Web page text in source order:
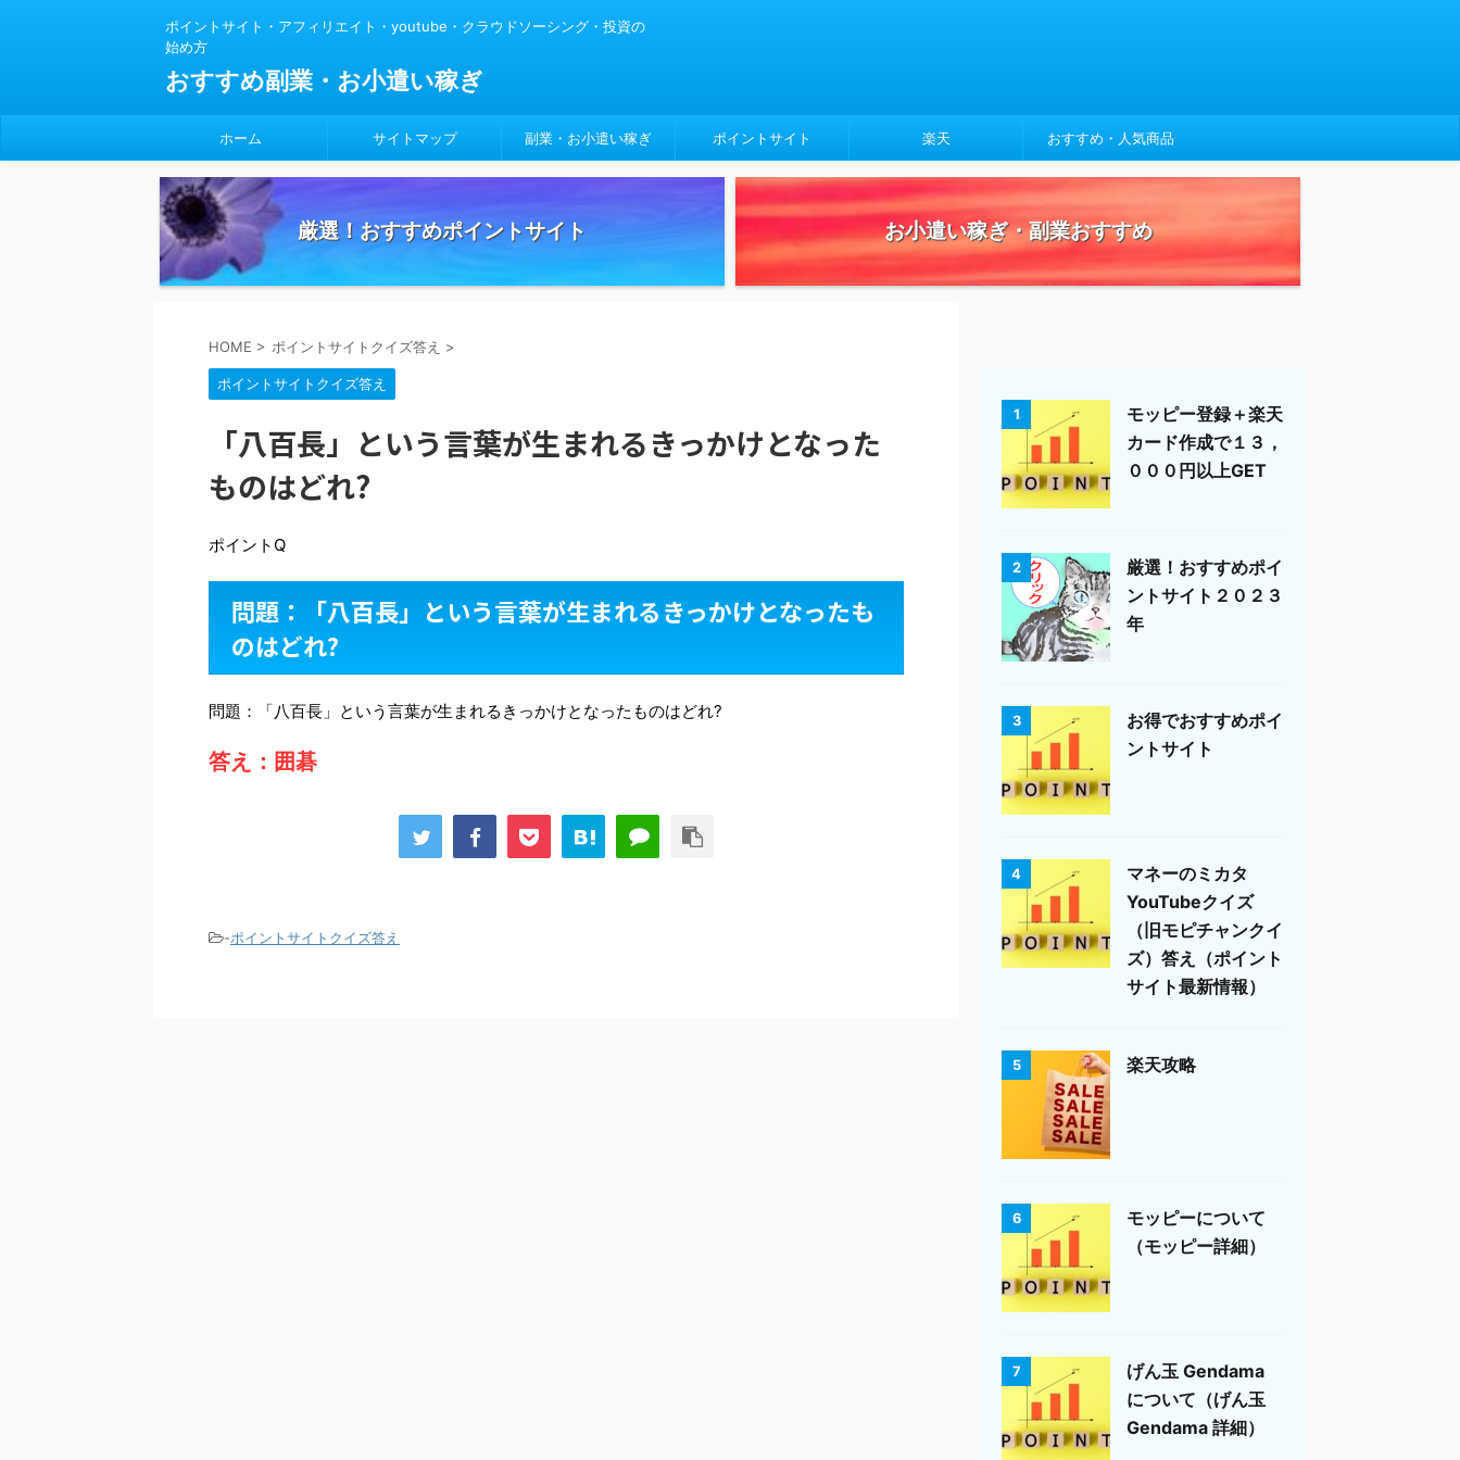
ポイントサイト・アフィリエイト・youtube・クラウドソーシング・投資の
始め方
おすすめ副業・お小遣い稼ぎ
ホーム サイトマップ 副業・お小遣い稼ぎ ポイントサイト 楽天 おすすめ・人気商品
厳選！おすすめポイントサイト お小遣い稼ぎ・副業おすすめ
HOME > ポイントサイトクイズ答え >
ポイントサイトクイズ答え
「八百長」という言葉が生まれるきっかけとなった
ものはどれ?
ポイントQ
問題：「八百長」という言葉が生まれるきっかけとなったも
のはどれ?
問題：「八百長」という言葉が生まれるきっかけとなったものはどれ?
答え：囲碁
-ポイントサイトクイズ答え
1
モッピー登録＋楽天
カード作成で１３，
０００円以上GET
2
厳選！おすすめポイ
ントサイト２０２３
年
3
お得でおすすめポイ
ントサイト
4
マネーのミカタ
YouTubeクイズ
（旧モピチャンクイ
ズ）答え（ポイント
サイト最新情報）
5 楽天攻略
6
モッピーについて
（モッピー詳細）
7
げん玉 Gendama
について（げん玉
Gendama 詳細）